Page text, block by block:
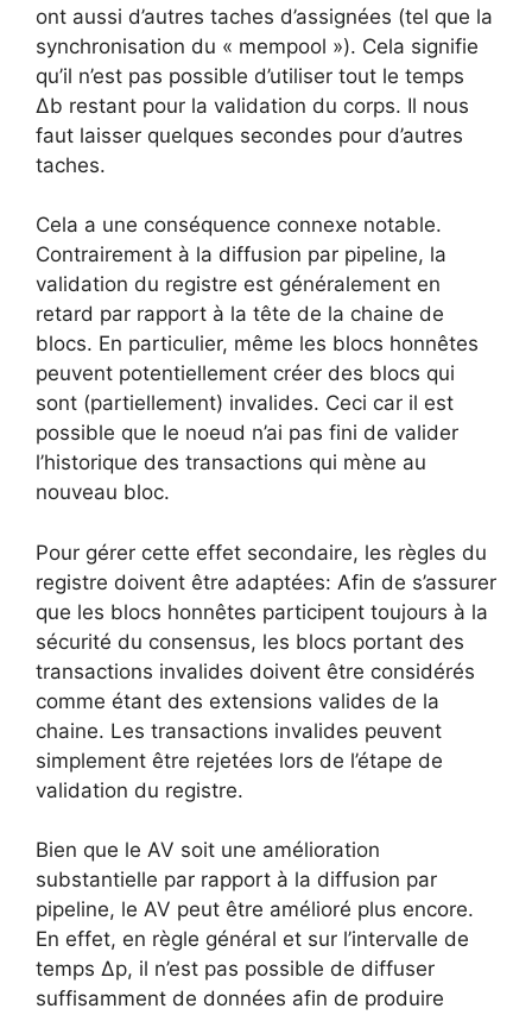
ont aussi d’autres taches d’assignées (tel que la
synchronisation du « mempool »). Cela signifie
qu’il n’est pas possible d’utiliser tout le temps
Δb restant pour la validation du corps. Il nous
faut laisser quelques secondes pour d’autres
taches.
Cela a une conséquence connexe notable.
Contrairement à la diffusion par pipeline, la
validation du registre est généralement en
retard par rapport à la tête de la chaine de
blocs. En particulier, même les blocs honnêtes
peuvent potentiellement créer des blocs qui
sont (partiellement) invalides. Ceci car il est
possible que le noeud n’ai pas fini de valider
l’historique des transactions qui mène au
nouveau bloc.
Pour gérer cette effet secondaire, les règles du
registre doivent être adaptées: Afin de s’assurer
que les blocs honnêtes participent toujours à la
sécurité du consensus, les blocs portant des
transactions invalides doivent être considérés
comme étant des extensions valides de la
chaine. Les transactions invalides peuvent
simplement être rejetées lors de l’étape de
validation du registre.
Bien que le AV soit une amélioration
substantielle par rapport à la diffusion par
pipeline, le AV peut être amélioré plus encore.
En effet, en règle général et sur l’intervalle de
temps Δp, il n’est pas possible de diffuser
suffisamment de données afin de produire